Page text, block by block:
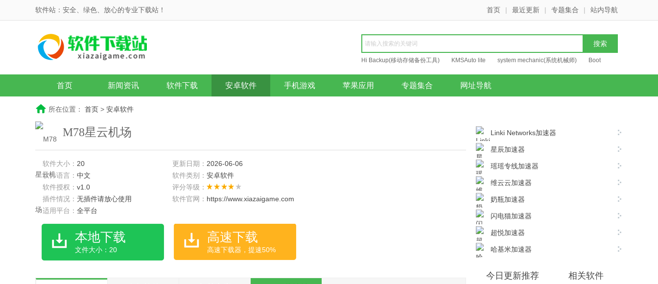
软件站：安全、绿色、放心的专业下载站！ 首页 | 最近更新 | 专题集合 | 站内导航
Hi Backup(移动存储备份工具) KMSAuto lite system mechanic(系统机械师) Boot
Repair
首页 新闻资讯 软件下载 安卓软件 手机游戏 苹果应用 专题集合 网址导航
所在位置： 首页 > 安卓软件
M78星云机场
软件大小： 20 更新日期： 2026-06-06
软件语言： 中文 软件类别： 安卓软件
软件授权： v1.0
评分等级：
插件情况： 无插件请放心使用 软件官网： https://www.xiazaigame.com
适用平台： 全平台
本地下载
文件大小：20
高速下载
高速下载器，提速50%
Linki Networks加速器
星辰加速器
瑶瑶专线加速器
维云云加速器
奶瓶加速器
闪电猫加速器
超悦加速器
哈基米加速器
今日更新推荐 相关软件